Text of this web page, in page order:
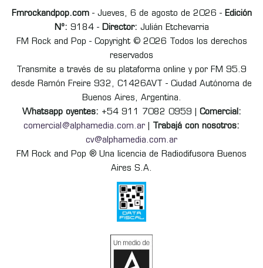
Fmrockandpop.com- Jueves, 6 de agosto de 2026 - Edición
Nº: 9184 - Director: Julián Etchevarria
FM Rock and Pop - Copyright © 2026 Todos los derechos
reservados
Transmite a través de su plataforma online y por FM 95.9
desde Ramón Freire 932, C1426AVT - Ciudad Autónoma de
Buenos Aires, Argentina.
Whatsapp oyentes: +54 911 7082 0959 | Comercial:
comercial@alphamedia.com.ar
Trabajá con nosotros:
cv@alphamedia.com.ar
FM Rock and Pop ® Una licencia de Radiodifusora Buenos
Aires S.A.